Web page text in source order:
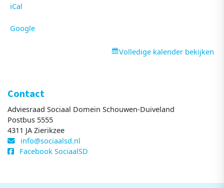
iCal
Google
Volledige kalender bekijken
Contact
Adviesraad Sociaal Domein Schouwen-Duiveland
Postbus 5555
4311 JA Zierikzee
info@sociaalsd.nl
Facebook SociaalSD